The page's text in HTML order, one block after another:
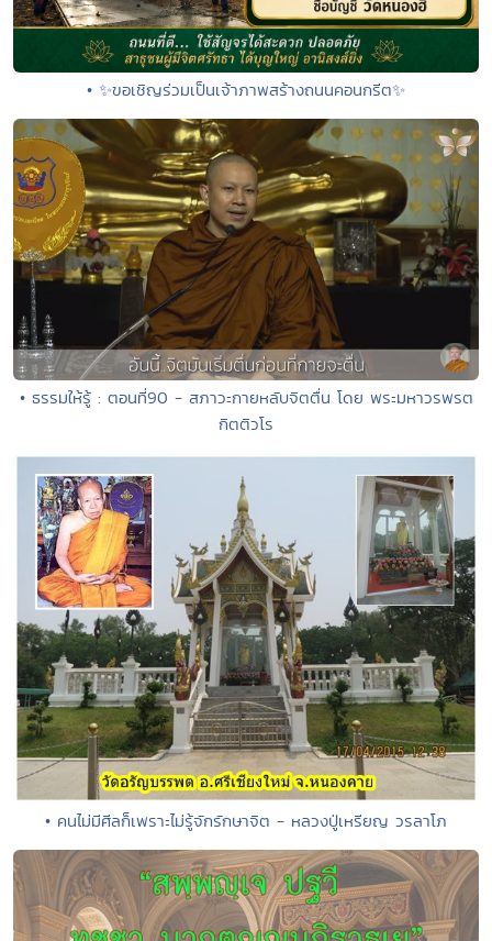
• ✨ขอเชิญร่วมเป็นเจ้าภาพสร้างถนนคอนกรีต✨
• ธรรมให้รู้ : ตอนที่90 - สภาวะกายหลับจิตตื่น โดย พระมหาวรพรต
กิตติวโร
• คนไม่มีศีลก็เพราะไม่รู้จักรักษาจิต - หลวงปู่เหรียญ วรลาโภ